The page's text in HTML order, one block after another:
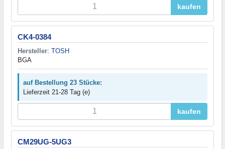
kaufen
CK4-0384
Hersteller: TOSH
BGA
auf Bestellung 23 Stücke:
Lieferzeit 21-28 Tag (e)
kaufen
CM29UG-5UG3